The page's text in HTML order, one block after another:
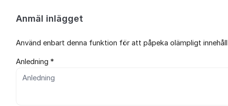
Anmäl inlägget
Använd enbart denna funktion för att påpeka olämpligt
Anledning *